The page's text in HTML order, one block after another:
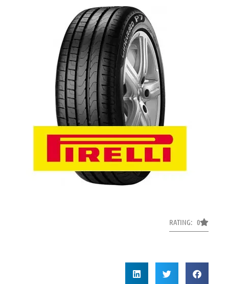
RATING: 0